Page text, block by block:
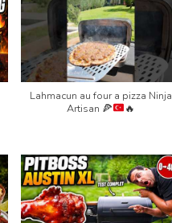
Lahmacun au four a pizza Ninja
Artisan 🍕 🔥